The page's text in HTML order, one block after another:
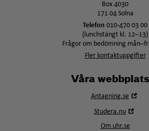
Box 4030
171 04 Solna
Telefon 010-470 03 00
(lunchstängt kl. 12–13)
Frågor om bedömning
Fler kontaktuppgifter
Våra
Antagning.se
Studera.nu
Om uhr.se